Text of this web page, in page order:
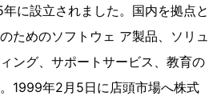
に設立されました。国内を拠点と
ためのソフトウェ ア製品、ソリュ
ング、サポートサービス、教育の
1999年2月5日に店頭市場へ株式